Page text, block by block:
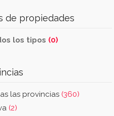
de propiedades
los tipos (0)
las provincias (360)
(2)